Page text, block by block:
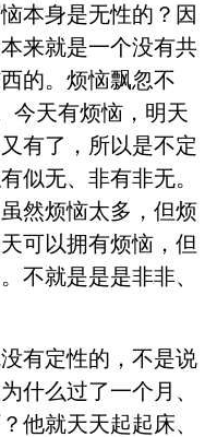
本身是无性的？因
来就是一个没有共
的。烦恼飘忽不
今天有烦恼，明天
有了，所以是不定
似无、非有非无。
然烦恼太多，但烦
可以拥有烦恼，但
不就是是是非非、
有定性的，不是说
什么过了一个月、
他就天天起起床、